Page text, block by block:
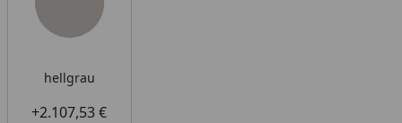
hellgrau
+2.107,53 €